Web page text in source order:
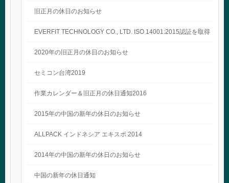
旧正月の休日のお知らせ
EVERFIT TECHNOLOGY CO., LTD. ISO 14001:2015認証を取得
2020年の旧正月の休日のお知らせ
セミコン台湾2019
作業カレンダー＆旧正月の休日通知2016
2015年の中国の新年の休日のお知らせ
ALLPACK インドネシア エキスポ 2014
2014年の中国の新年の休日のお知らせ
中国の新年の休日通知